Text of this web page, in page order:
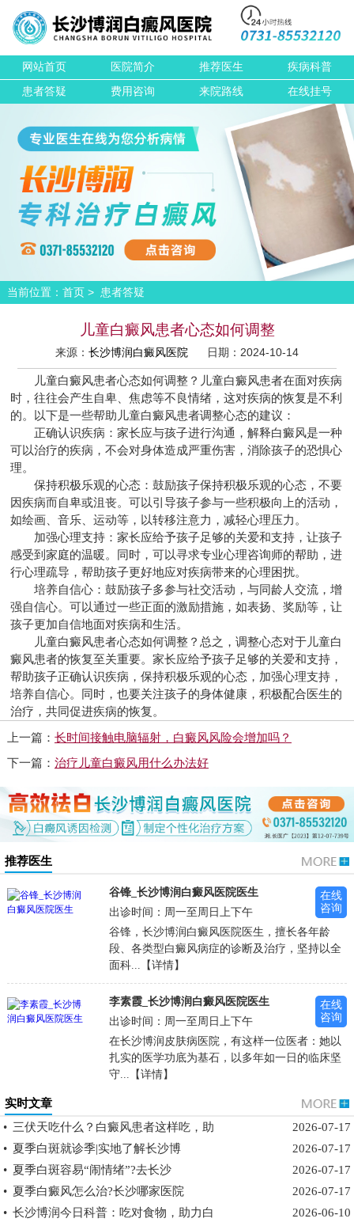
网站首页 医院简介 推荐医生 疾病科普
患者答疑 费用咨询 来院路线 在线挂号
当前位置： 首页> 患者答疑
儿童白癜风患者心态如何调整
来源： 长沙博润白癜风医院 日期：2024-10-14
儿童白癜风患者心态如何调整？儿童白癜风患者在面对疾病
时，往往会产生自卑、焦虑等不良情绪，这对疾病的恢复是不利
的。以下是一些帮助儿童白癜风患者调整心态的建议：
正确认识疾病：家长应与孩子进行沟通，解释白癜风是一种
可以治疗的疾病，不会对身体造成严重伤害，消除孩子的恐惧心
理。
保持积极乐观的心态：鼓励孩子保持积极乐观的心态，不要
因疾病而自卑或沮丧。可以引导孩子参与一些积极向上的活动，
如绘画、音乐、运动等，以转移注意力，减轻心理压力。
加强心理支持：家长应给予孩子足够的关爱和支持，让孩子
感受到家庭的温暖。同时，可以寻求专业心理咨询师的帮助，进
行心理疏导，帮助孩子更好地应对疾病带来的心理困扰。
培养自信心：鼓励孩子多参与社交活动，与同龄人交流，增
强自信心。可以通过一些正面的激励措施，如表扬、奖励等，让
孩子更加自信地面对疾病和生活。
儿童白癜风患者心态如何调整？总之，调整心态对于儿童白
癜风患者的恢复至关重要。家长应给予孩子足够的关爱和支持，
帮助孩子正确认识疾病，保持积极乐观的心态，加强心理支持，
培养自信心。同时，也要关注孩子的身体健康，积极配合医生的
治疗，共同促进疾病的恢复。
上一篇： 长时间接触电脑辐射，白癜风风险会增加吗？
下一篇： 治疗儿童白癜风用什么办法好
推荐医生
谷锋_长沙博润白癜风医院医生
出诊时间：周一至周日上下午
在线
咨询
谷锋，长沙博润白癜风医院医生，擅长各年龄
段、各类型白癜风病症的诊断及治疗，坚持以全
面科...【详情】
李素霞_长沙博润白癜风医院医生
出诊时间：周一至周日上下午
在线
咨询
在长沙博润皮肤病医院，有这样一位医者：她以
扎实的医学功底为基石，以多年如一日的临床坚
守...【详情】
实时文章
• 三伏天吃什么？白癜风患者这样吃，助
2026-07-17
• 夏季白斑就诊季|实地了解长沙博
2026-07-17
• 夏季白斑容易“闹情绪”?去长沙
2026-07-17
• 夏季白癜风怎么治?长沙哪家医院
2026-07-17
• 长沙博润今日科普：吃对食物，助力白
2026-06-10